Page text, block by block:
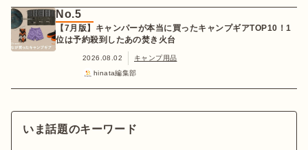
No.5
【7月版】キャンパーが本当に買ったキャンプギアTOP10！1
位は予約殺到したあの焚き火台
2026.08.02
キャンプ用品
hinata編集部
いま話題のキーワード